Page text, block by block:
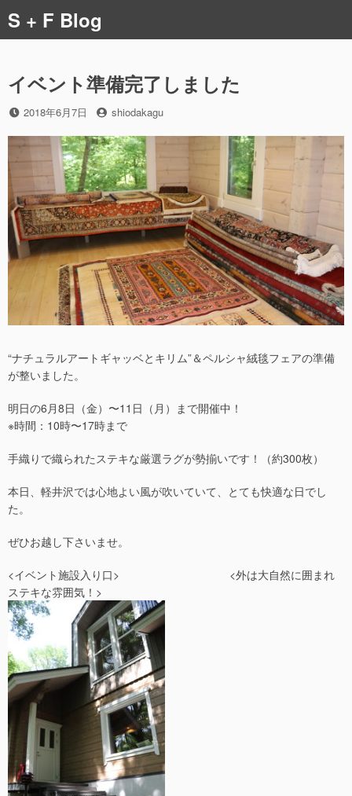
ン
テ
ス
プ
S + F Blog
イベント準備完了しました
投
日
2018年6月7日
投
者
shiodakagu
“ナチュラルアートギャッベとキリム”＆ペルシャ絨毯フェアの準備
が整いました。
明日の6月8日（金）〜11日（月）まで開催中！
※時間：10時〜17時まで
手織りで織られたステキな厳選ラグが勢揃いです！（約300枚）
本日、軽井沢では心地よい風が吹いていて、とても快適な日でし
た。
ぜひお越し下さいませ。
<イベント施設入り口> <外は大自然に囲まれ
ステキな雰囲気！>